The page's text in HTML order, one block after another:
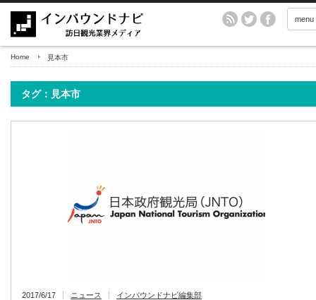
menu
Home 見本市
タグ：見本市
2017/6/17 ニュース インバウンドナビ編集部